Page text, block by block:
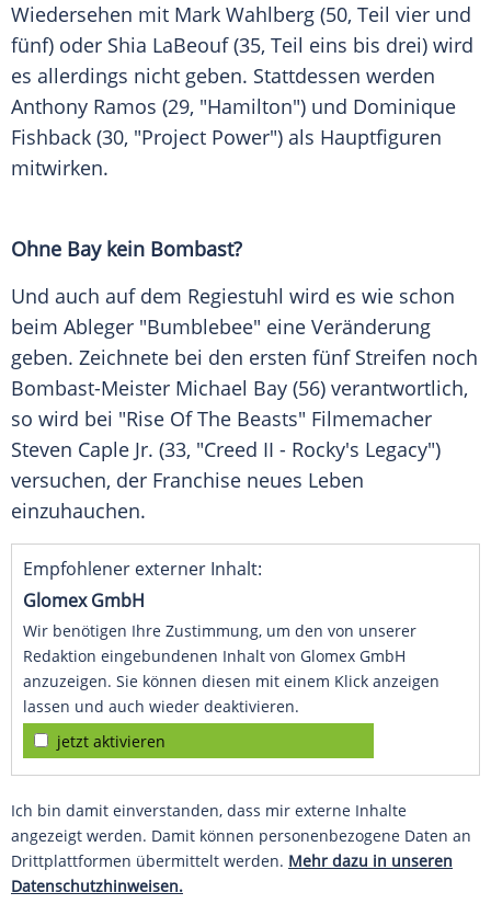
Wiedersehen mit Mark Wahlberg (50, Teil vier und
fünf) oder Shia LaBeouf(35, Teil eins bis drei) wird
es allerdings nicht geben. Stattdessen werden
Anthony Ramos (29, "Hamilton") und Dominique
Fishback (30, "Project Power") als Hauptfiguren
mitwirken.
Ohne Baykein Bombast?
Und auch auf dem Regiestuhl wird es wie schon
beim Ableger "Bumblebee" eine Veränderung
geben. Zeichnete bei den ersten fünf Streifen noch
Bombast-Meister Michael Bay (56) verantwortlich,
so wird bei "Rise Of The Beasts" Filmemacher
Steven Caple Jr. (33, "Creed II - Rocky's Legacy")
versuchen, der Franchise neues Leben
einzuhauchen.
Empfohlener externer Inhalt:
Glomex GmbH
Wir benötigen Ihre Zustimmung, um den von unserer
Redaktion eingebundenen Inhalt von Glomex GmbH
anzuzeigen. Sie können diesen mit einem Klick anzeigen
lassen und auch wieder deaktivieren.
jetzt aktivieren
Ich bin damit einverstanden, dass mir externe Inhalte
angezeigt werden. Damit können personenbezogene Daten an
Drittplattformen übermittelt werden. Mehr dazu in unseren
Datenschutzhinweisen.